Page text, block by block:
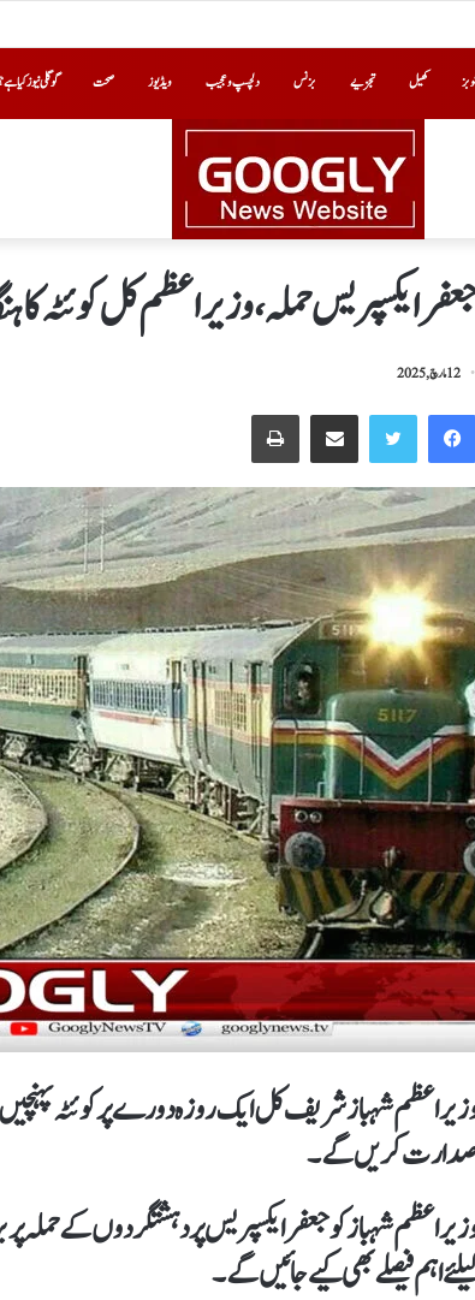
کھیل تجزیے بزنس دلچسپ و عجیب ویڈیوز صحت گوگلی نیوز کیا
ایکسپریس حملہ،وزیراعظم کل کوئٹہ
12 مارچ, 2025
شہباز شریف کل ایک روزہ دورے پر کوئٹہ
کریں گے۔
شہباز کوجعفر ایکسپریس پر دہشتگردوں کے
فیصلے بھی کیے جائیں گے۔